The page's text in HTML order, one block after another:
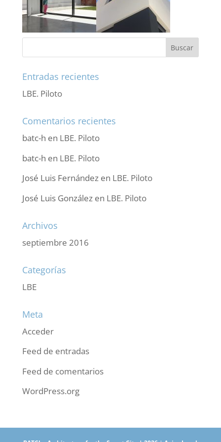
Entradas recientes
LBE. Piloto
Comentarios recientes
batc-h en LBE. Piloto
batc-h en LBE. Piloto
José Luis Fernándezen LBE. Piloto
José Luis Gonzálezen LBE. Piloto
Archivos
septiembre 2016
Categorías
LBE
Meta
Acceder
Feed de entradas
Feed de comentarios
WordPress.org